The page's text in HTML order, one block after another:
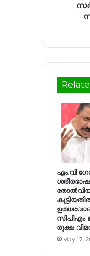
എം.വി
സിപിഎം
രൂക്ഷ
May 17,